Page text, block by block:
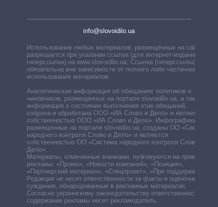
info@slovoidilo.ua
Использование любых материалов, размещённых на сайте,
разрешается при указании ссылки (для интернет-изданий —
гиперссылки) на www.slovoidilo.ua. Ссылка (гиперссылка)
обязательна вне зависимости от полного либо частичного
использования материалов.
Аналитическая информация об обещаниях политиков и
чиновников, размещенных на портале slovoidilo.ua, а также
информация о состоянии выполнения этих обещаний,
собрана и обработана ООО «ИА Слово и Дело» и является
собственностью ООО «ИА Слово и Дело». Инфографики,
размещенные на портале slovoidilo.ua, созданы ОО «Система
народного контроля Слово и Дело» и являются
собственностью ОО «Система народного контроля Слово и
Дело».
Материалы, отмеченные значками, публикуются на правах
рекламы: «Промо», «Новости компаний», «Позиция»,
«Партнерский материал», «Спецпроект», «При поддержке».
Редакция не несет ответственности за факты и оценочные
суждения, обнародованные в рекламных материалах.
Согласно украинскому законодательству ответственность за
содержание рекламы несет рекламодатель.